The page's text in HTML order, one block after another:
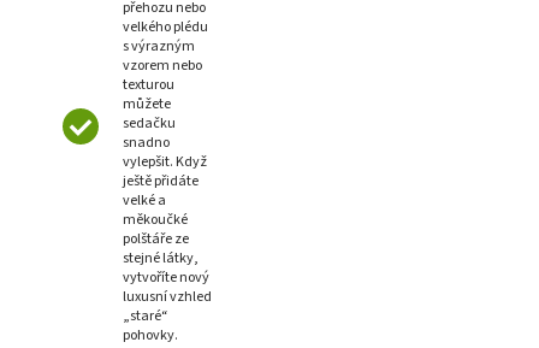
přehozu nebo
velkého plédu
s výrazným
vzorem nebo
texturou
můžete
sedačku
snadno
vylepšit. Když
ještě přidáte
velké a
měkoučké
polštáře ze
stejné látky,
vytvoříte nový
luxusní vzhled
„staré“
pohovky.